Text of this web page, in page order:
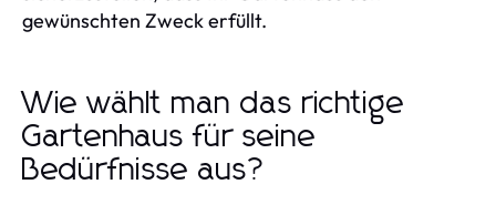
gewünschten Zweck erfüllt.
Wie wählt man das richtige
Gartenhaus für seine
Bedürfnisse aus?